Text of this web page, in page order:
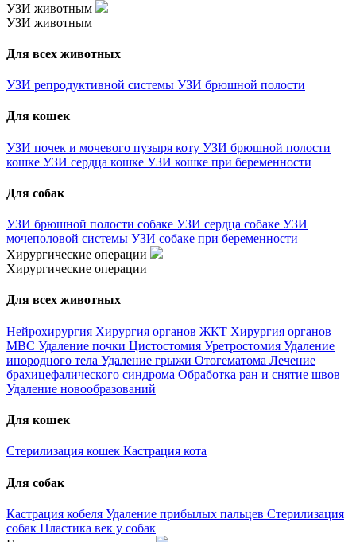
УЗИ животным
УЗИ животным
Для всех животных
УЗИ репродуктивной системы УЗИ брюшной полости
Для кошек
УЗИ почек и мочевого пузыря коту УЗИ брюшной полости
кошке УЗИ сердца кошке УЗИ кошке при беременности
Для собак
УЗИ брюшной полости собаке УЗИ сердца собаке УЗИ
мочеполовой системы УЗИ собаке при беременности
Хирургические операции
Хирургические операции
Для всех животных
Нейрохирургия Хирургия органов ЖКТ Хирургия органов
МВС Удаление почки Цистостомия Уретростомия Удаление
инородного тела Удаление грыжи Отогематома Лечение
брахицефалического синдрома Обработка ран и снятие швов
Удаление новообразований
Для кошек
Стерилизация кошек Кастрация кота
Для собак
Кастрация кобеля Удаление прибылых пальцев Стерилизация
собак Пластика век у собак